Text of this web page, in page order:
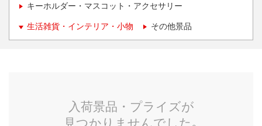
キーホルダー・マスコット・アクセサリー
生活雑貨・インテリア・小物 その他景品